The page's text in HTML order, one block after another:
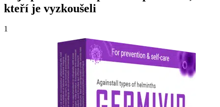
kteří je vyzkoušeli
1